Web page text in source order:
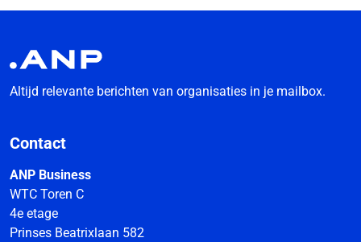
Altijd relevante berichten van organisaties in je mailbox.
Contact
ANP Business
WTC Toren C
4e etage
Prinses Beatrixlaan 582